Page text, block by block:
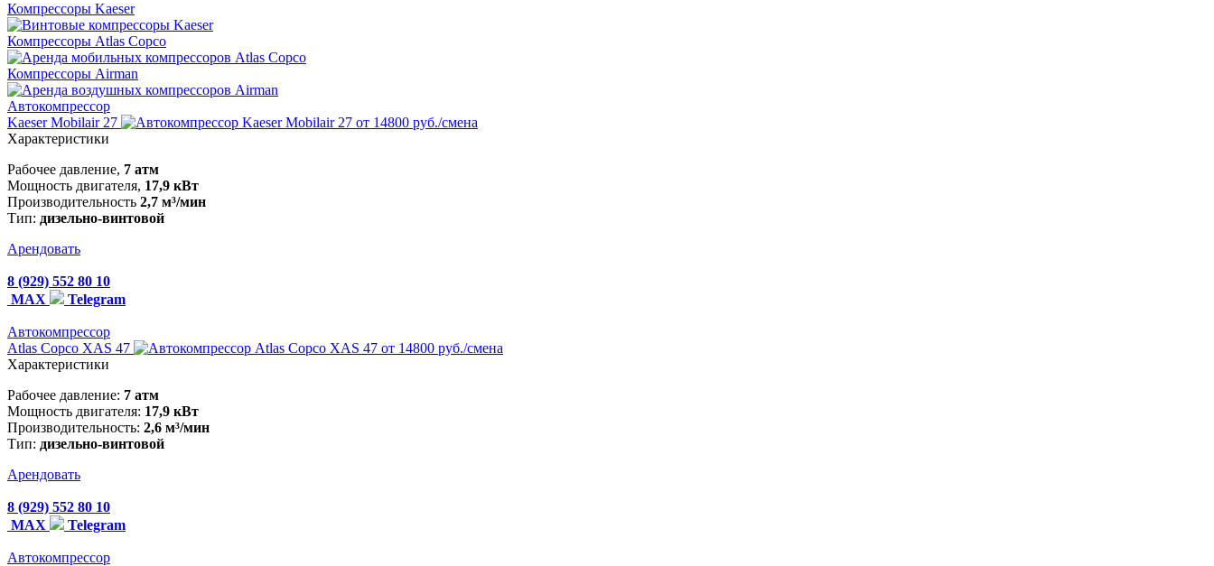
Компрессоры Kaeser
Компрессоры Atlas Copco
Компрессоры Airman
Автокомпрессор
Kaeser Mobilair 27
от 14800 руб./смена
Характеристики
Рабочее давление, 7 атм
Мощность двигателя, 17,9 кВт
Производительность 2,7 м³/мин
Тип: дизельно-винтовой
Арендовать
8 (929) 552 80 10
MAX
Telegram
Автокомпрессор
Atlas Copco XAS 47
от 14800 руб./смена
Характеристики
Рабочее давление: 7 атм
Мощность двигателя: 17,9 кВт
Производительность: 2,6 м³/мин
Тип: дизельно-винтовой
Арендовать
8 (929) 552 80 10
MAX
Telegram
Автокомпрессор